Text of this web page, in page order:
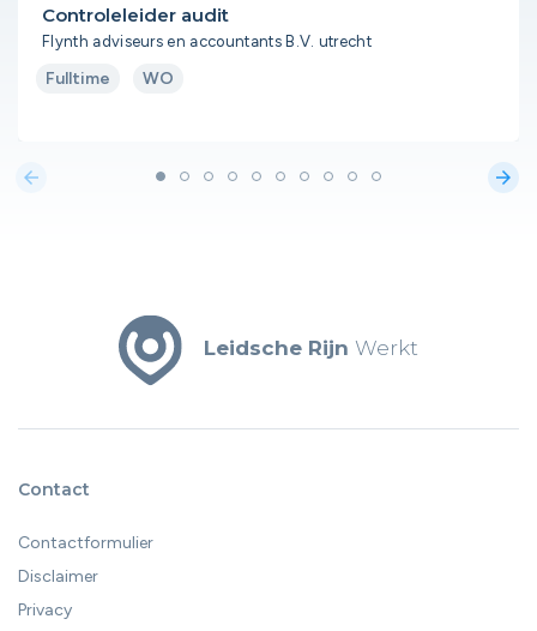
Controleleider audit
Flynth adviseurs en accountants B.V. utrecht
Fulltime WO
arrow_back arrow_forward
Leidsche Rijn Werkt
Contact
Contactformulier
Disclaimer
Privacy